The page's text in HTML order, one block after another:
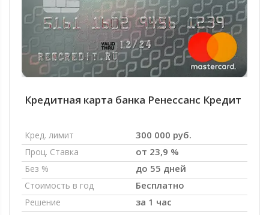
Кредитная карта банка Ренессанс Кредит
Кред. лимит 300 000 руб.
Проц. Ставка от 23,9 %
Без % до 55 дней
Стоимость в год Бесплатно
Решение за 1 час